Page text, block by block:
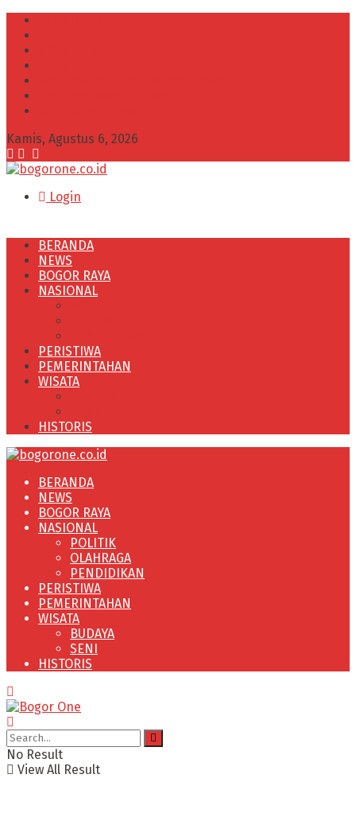
Kamis, Agustus 6, 2026
Login
BERANDA
NEWS
BOGOR RAYA
NASIONAL
PERISTIWA
PEMERINTAHAN
WISATA
HISTORIS
BERANDA
NEWS
BOGOR RAYA
NASIONAL
POLITIK
OLAHRAGA
PENDIDIKAN
PERISTIWA
PEMERINTAHAN
WISATA
BUDAYA
SENI
HISTORIS
No Result
View All Result